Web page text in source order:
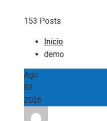
153 Posts
Inicio
demo
Ago
03
2026